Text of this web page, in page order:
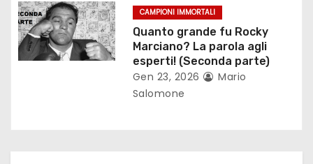
o
l
i
CAMPIONI IMMORTALI
Quanto grande fu Rocky
Marciano? La parola agli
esperti! (Seconda parte)
Gen 23, 2026
Mario
Salomone